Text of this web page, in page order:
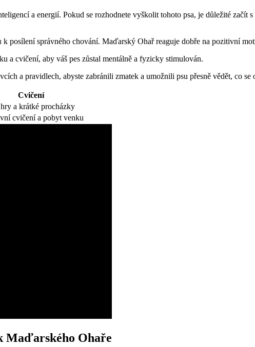
a energií. Pokud se rozhodnete vyškolit tohoto psa, je důležité
k posílení správného chování. Maďarský Ohař reaguje dobře na pozitivní
a cvičení, aby váš pes zůstal mentálně a fyzicky stimulován.
a pravidlech, abyste zabránili zmatek a umožnili psu přesně vědět, co se
Cvičení
a krátké procházky
cvičení a pobyt venku
Maďarského Ohaře